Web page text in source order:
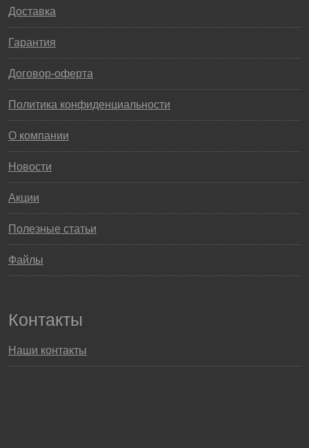
Доставка
Гарантия
Договор-оферта
Политика конфиденциальности
О компании
Новости
Акции
Полезные статьи
Файлы
Контакты
Наши контакты